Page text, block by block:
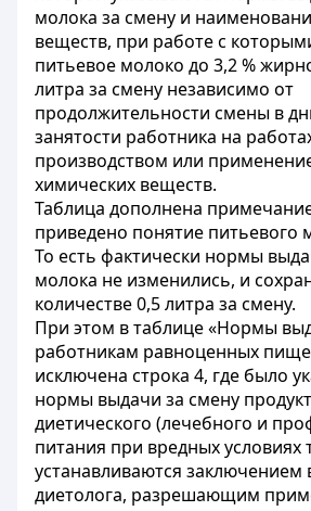
молока за смену и
веществ, при работе с
питьевое молоко до 3,2 %
литра за смену независимо от
продолжительности смены в
занятости работника на
производством или
химических веществ.
Таблица дополнена
приведено понятие питьевого
То есть фактически нормы
молока не изменились, и
количестве 0,5 литра за смену.
При этом в таблице «Нормы
работникам равноценных
исключена строка 4, где было
нормы выдачи за смену
диетического (лечебного и
питания при вредных условиях
устанавливаются заключением
диетолога, разрешающим